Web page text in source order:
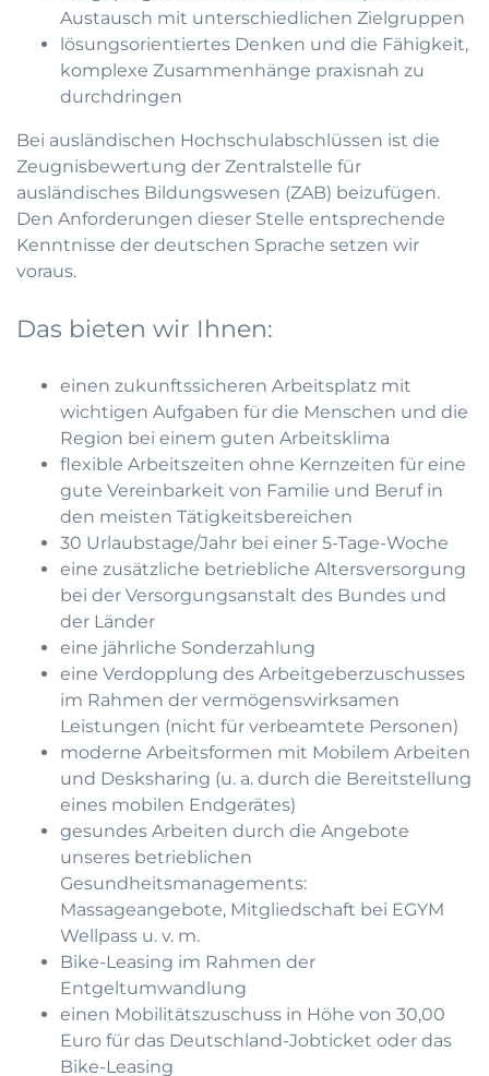
Austausch mit unterschiedlichen Zielgruppen
lösungsorientiertes Denken und die Fähigkeit,
komplexe Zusammenhänge praxisnah zu
durchdringen
Bei ausländischen Hochschulabschlüssen ist die
Zeugnisbewertung der Zentralstelle für
ausländisches Bildungswesen (ZAB) beizufügen.
Den Anforderungen dieser Stelle entsprechende
Kenntnisse der deutschen Sprache setzen wir
voraus.
Das bieten wir Ihnen:
einen zukunftssicheren Arbeitsplatz mit
wichtigen Aufgaben für die Menschen und die
Region bei einem guten Arbeitsklima
flexible Arbeitszeiten ohne Kernzeiten für eine
gute Vereinbarkeit von Familie und Beruf in
den meisten Tätigkeitsbereichen
30 Urlaubstage/Jahr bei einer 5-Tage-Woche
eine zusätzliche betriebliche Altersversorgung
bei der Versorgungsanstalt des Bundes und
der Länder
eine jährliche Sonderzahlung
eine Verdopplung des Arbeitgeberzuschusses
im Rahmen der vermögenswirksamen
Leistungen (nicht für verbeamtete Personen)
moderne Arbeitsformen mit Mobilem Arbeiten
und Desksharing (u. a. durch die Bereitstellung
eines mobilen Endgerätes)
gesundes Arbeiten durch die Angebote
unseres betrieblichen
Gesundheitsmanagements:
Massageangebote, Mitgliedschaft bei EGYM
Wellpass u. v. m.
Bike-Leasing im Rahmen der
Entgeltumwandlung
einen Mobilitätszuschuss in Höhe von 30,00
Euro für das Deutschland-Jobticket oder das
Bike-Leasing